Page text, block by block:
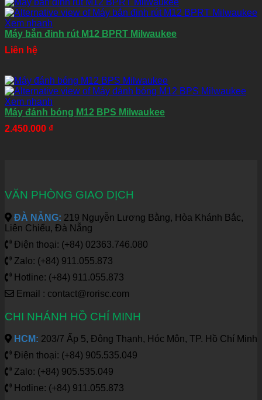
Xem nhanh
Máy bắn đinh rút M12 BPRT Milwaukee
Liên hệ
Xem nhanh
Máy đánh bóng M12 BPS Milwaukee
2.450.000 ₫
VĂN PHÒNG GIAO DỊCH
ĐÀ NẴNG: 219 Nguyễn Lương Bằng, Hòa Khánh Bắc,
Liên Chiểu, Đà Nẵng
Điện thoại: (+84) 02363.746.080
Zalo: (+84) 911.055.873
Hotline: (+84) 911.055.873
Email : contact@rorisc.com
CHI NHÁNH HỒ CHÍ MINH
HCM: 203/7 Ấp 5, Đông Thạnh, Hóc Môn, TP. Hồ Chí Minh
Điện thoại: (+84) 905.535.049
Zalo: (+84) 905.535.049
Hotline: (+84) 911.055.873